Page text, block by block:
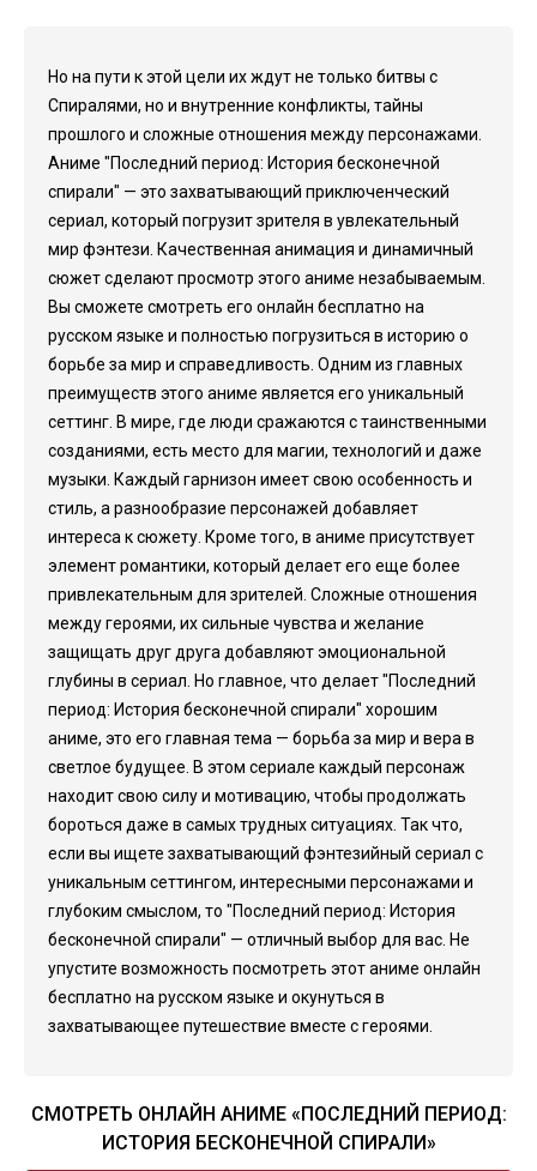
Но на пути к этой цели их ждут не только битвы с
Спиралями, но и внутренние конфликты, тайны
прошлого и сложные отношения между персонажами.
Аниме "Последний период: История бесконечной
спирали" — это захватывающий приключенческий
сериал, который погрузит зрителя в увлекательный
мир фэнтези. Качественная анимация и динамичный
сюжет сделают просмотр этого аниме незабываемым.
Вы сможете смотреть его онлайн бесплатно на
русском языке и полностью погрузиться в историю о
борьбе за мир и справедливость. Одним из главных
преимуществ этого аниме является его уникальный
сеттинг. В мире, где люди сражаются с таинственными
созданиями, есть место для магии, технологий и даже
музыки. Каждый гарнизон имеет свою особенность и
стиль, а разнообразие персонажей добавляет
интереса к сюжету. Кроме того, в аниме присутствует
элемент романтики, который делает его еще более
привлекательным для зрителей. Сложные отношения
между героями, их сильные чувства и желание
защищать друг друга добавляют эмоциональной
глубины в сериал. Но главное, что делает "Последний
период: История бесконечной спирали" хорошим
аниме, это его главная тема — борьба за мир и вера в
светлое будущее. В этом сериале каждый персонаж
находит свою силу и мотивацию, чтобы продолжать
бороться даже в самых трудных ситуациях. Так что,
если вы ищете захватывающий фэнтезийный сериал с
уникальным сеттингом, интересными персонажами и
глубоким смыслом, то "Последний период: История
бесконечной спирали" — отличный выбор для вас. Не
упустите возможность посмотреть этот аниме онлайн
бесплатно на русском языке и окунуться в
захватывающее путешествие вместе с героями.
СМОТРЕТЬ ОНЛАЙН АНИМЕ «ПОСЛЕДНИЙ ПЕРИОД:
ИСТОРИЯ БЕСКОНЕЧНОЙ СПИРАЛИ»